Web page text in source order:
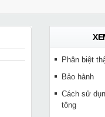
Phân biệt
Bảo hành
Cách sử
tông